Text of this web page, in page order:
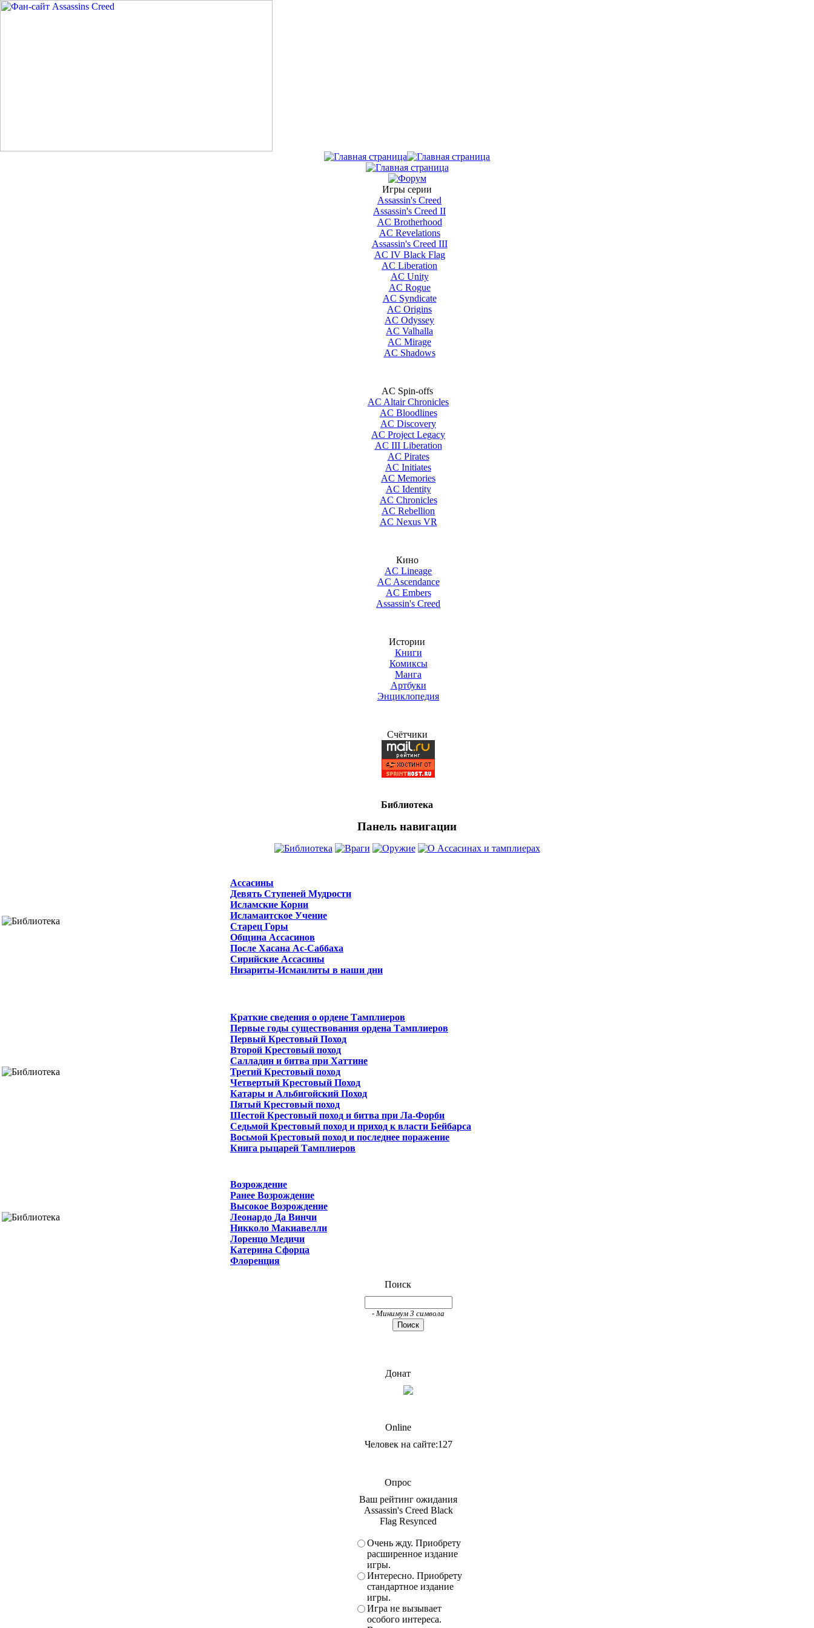
Игры серии
Assassin's Creed
Assassin's Creed II
AС Brotherhood
AC Revelations
Assassin's Creed III
AC IV Black Flag
AC Liberation
AC Unity
AC Rogue
AC Syndicate
AC Origins
AC Odyssey
AC Valhalla
AC Mirage
AC Shadows
AC Spin-offs
AC Altair Chronicles
AC Bloodlines
AC Discovery
AC Project Legacy
AC III Liberation
AC Pirates
AC Initiates
AC Memories
AC Identity
AC Chronicles
AC Rebellion
AC Nexus VR
Кино
AC Lineage
AC Ascendance
AC Embers
Assassin's Creed
Истории
Книги
Комиксы
Манга
Артбуки
Энциклопедия
Счётчики
Библиотека
Панель навигации
Ассасины
Девять Ступеней Мудрости
Исламские Корни
Исламаитское Учение
Старец Горы
Община Ассасинов
После Хасана Ас-Саббаха
Сирийские Ассасины
Низариты-Исмаилиты в наши дни
Краткие сведения о ордене Тамплиеров
Первые годы существования ордена Тамплиеров
Первый Крестовый Поход
Второй Крестовый поход
Салладин и битва при Хаттине
Третий Крестовый поход
Четвертый Крестовый Поход
Катары и Альбигойский Поход
Пятый Крестовый поход
Шестой Крестовый поход и битва при Ла-Форби
Седьмой Крестовый поход и приход к власти Бейбарса
Восьмой Крестовый поход и последнее поражение
Книга рыцарей Тамплиеров
Возрождение
Ранее Возрождение
Высокое Возрождение
Леонардо Да Винчи
Никколо Макиавелли
Лоренцо Медичи
Катерина Сфорца
Флоренция
Поиск
- Минимум 3 символа
Донат
Online
Человек на сайте:127
Опрос
Ваш рейтинг ожидания
Assassin's Creed Black
Flag Resynced
Очень жду. Приобрету
расширенное издание
игры.
Интересно. Приобрету
стандартное издание
игры.
Игра не вызывает
особого интереса.